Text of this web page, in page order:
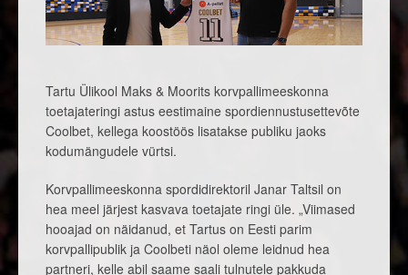
Tartu Ülikool Maks & Moorits korvpallimeeskonna
toetajateringi astus eestimaine spordiennustusettevõte
Coolbet, kellega koostöös lisatakse publiku jaoks
kodumängudele vürtsi.
Korvpallimeeskonna spordidirektoril Janar Taltsil on
hea meel järjest kasvava toetajate ringi üle. „Viimased
hooajad on näidanud, et Tartus on Eesti parim
korvpallipublik ja Coolbeti näol oleme leidnud hea
partneri, kelle abil saame saali tulnutele pakkuda